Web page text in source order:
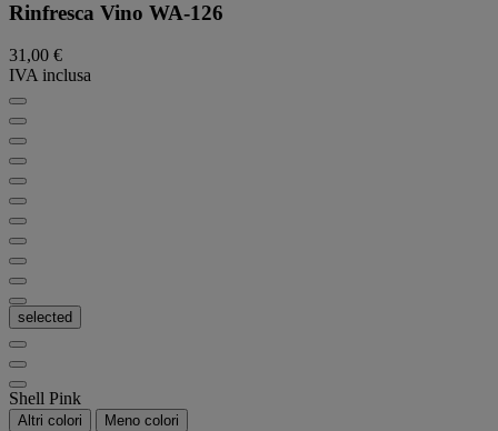
Rinfresca Vino WA-126
31,00 €
IVA inclusa
selected
Shell Pink
Altri colori Meno colori